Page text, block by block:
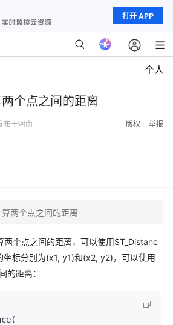
打开 APP
个人
个点之间的距离
布于河南 版权 举报
两个点之间的距离
个点之间的距离，可以使用ST_Distanc
坐标分别为(x1, y1)和(x2, y2)，可以使用
的距离：